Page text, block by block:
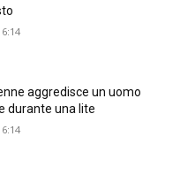
aggredisce un uomo
durante una lite